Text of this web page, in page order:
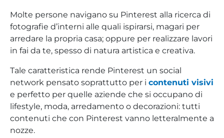
Molte persone navigano su Pinterest alla ricerca di
fotografie d’interni alle quali ispirarsi, magari per
arredare la propria casa; oppure per realizzare lavori
in fai da te, spesso di natura artistica e creativa.
Tale caratteristica rende Pinterest un social
network pensato soprattutto per i contenuti visivi
e perfetto per quelle aziende che si occupano di
lifestyle, moda, arredamento o decorazioni: tutti
contenuti che con Pinterest vanno letteralmente a
nozze.